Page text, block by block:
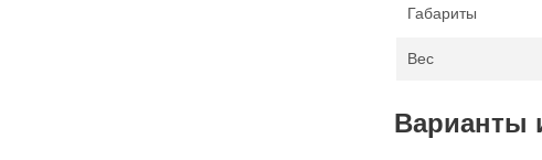
Габариты
Вес
Варианты